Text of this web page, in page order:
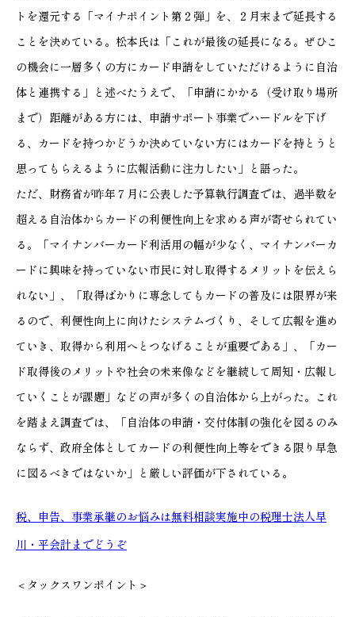
トを還元する「マイナポイント第２弾」を、２月末まで延長する
ことを決めている。松本氏は「これが最後の延長になる。ぜひこ
の機会に一層多くの方にカード申請をしていただけるように自治
体と連携する」と述べたうえで、「申請にかかる（受け取り場所
まで）距離がある方には、申請サポート事業でハードルを下げ
る、カードを持つかどうか決めていない方にはカードを持とうと
思ってもらえるように広報活動に注力したい」と語った。
ただ、財務省が昨年７月に公表した予算執行調査では、過半数を
超える自治体からカードの利便性向上を求める声が寄せられてい
る。「マイナンバーカード利活用の幅が少なく、マイナンバーカ
ードに興味を持っていない市民に対し取得するメリットを伝えら
れない」、「取得ばかりに専念してもカードの普及には限界が来
るので、利便性向上に向けたシステムづくり、そして広報を進め
ていき、取得から利用へとつなげることが重要である」、「カー
ド取得後のメリットや社会の未来像などを継続して周知・広報し
ていくことが課題」などの声が多くの自治体から上がった。これ
を踏まえ調査では、「自治体の申請・交付体制の強化を図るのみ
ならず、政府全体としてカードの利便性向上等をできる限り早急
に図るべきではないか」と厳しい評価が下されている。
税、申告、事業承継のお悩みは無料相談実施中の税理士法人早
川・平会計までどうぞ
＜タックスワンポイント＞